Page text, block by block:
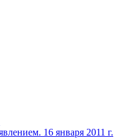
16 января 2011 г.